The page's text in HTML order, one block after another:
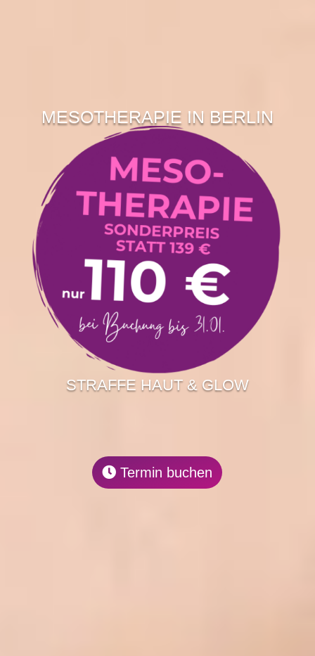
MESOTHERAPIE IN BERLIN
STRAFFE HAUT & GLOW
Termin buchen